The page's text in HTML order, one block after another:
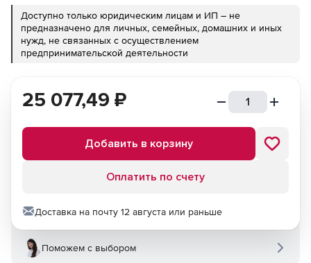
Доступно только юридическим лицам и ИП – не
предназначено для личных, семейных, домашних и иных
нужд, не связанных с осуществлением
предпринимательской деятельности
25 077,49 ₽
Добавить в корзину
Оплатить по счету
Доставка на почту 12 августа или раньше
Поможем с выбором